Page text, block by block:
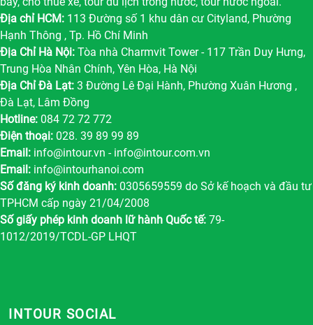
Địa chỉ HCM: 113 Đường số 1 khu dân cư Cityland, Phường
Hạnh Thông , Tp. Hồ Chí Minh
Địa Chỉ Hà Nội: Tòa nhà Charmvit Tower - 117 Trần Duy Hưng,
Trung Hòa Nhân Chính, Yên Hòa, Hà Nội
Địa Chỉ Đà Lạt: 3 Đường Lê Đại Hành, Phường Xuân Hương ,
Đà Lạt, Lâm Đồng
Hotline: 084 72 72 772
Điện thoại: 028. 39 89 99 89
Email: info@intour.vn - info@intour.com.vn
Email: info@intourhanoi.com
Số đăng ký kinh doanh: 0305659559 do Sở kế hoạch và đầu tư
TPHCM cấp ngày 21/04/2008
Số giấy phép kinh doanh lữ hành Quốc tế: 79-
1012/2019/TCDL-GP LHQT
INTOUR SOCIAL